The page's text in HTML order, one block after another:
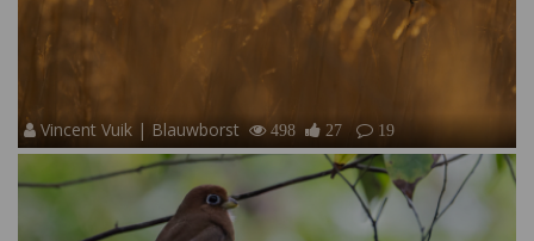
Vincent Vuik | Blauwborst 498 27 19